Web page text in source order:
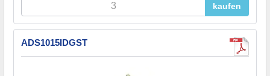
kaufen
ADS1015IDGST